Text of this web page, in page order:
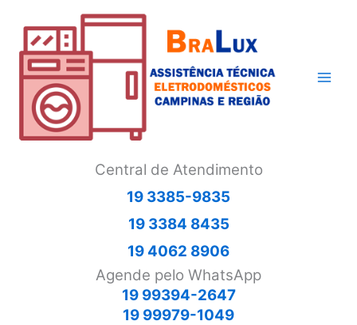
conteúdo
Central de Atendimento
19 3385-9835
19 3384 8435
19 4062 8906
Agende pelo WhatsApp
19 99394-2647
19 99979-1049